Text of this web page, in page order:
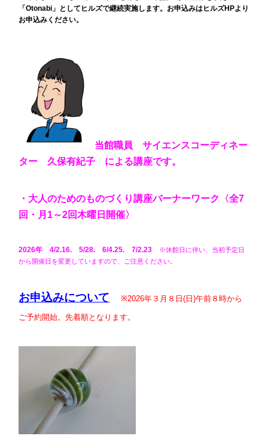
「Otonabi」としてヒルズで継続実施します。お申込みはヒルズHPより
お申込みください。
当館職員 サイエンスコーディネー
ター 久保有紀子 による講座です。
・大人のためのものづくり講座バーナーワーク〈全7
回・月1～2回木曜日開催〉
2026年 4/2.16. 5/28. 6/4.25. 7/2.23
※休館日に伴い、当初予定日
から開催日を変更していますので、ご注意ください。
お申込みについて ※2026年３月８日(日)午前８時から
ご予約開始。先着順となります。